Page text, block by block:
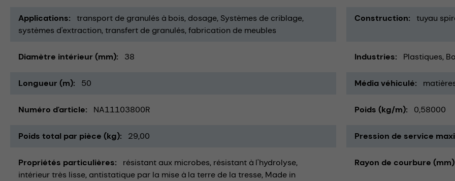
Applications transport de granulés à bois dosage Systèmes de criblage
systèmes d'extraction transfert de granulés fabrication de meubles
Construction tuyau
Diamètre intérieur (mm) 38 Industries Plastiques
Longueur (m) 50 Média véhiculé
Numéro d'article NA11103800R Poids (kg/m) 0,58000
Poids total par pièce (kg) 29,00 Pression de service
Propriétés particulières résistant aux microbes résistant à l'hydrolyse
intérieur très lisse antistatique par la mise à la terre de la tresse Made in
Rayon de courbure (mm)